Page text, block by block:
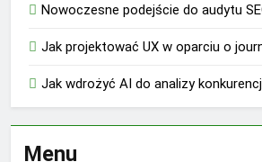
Nowoczesne podejście do audytu
Jak projektować UX w oparciu o
Jak wdrożyć AI do analizy
Menu